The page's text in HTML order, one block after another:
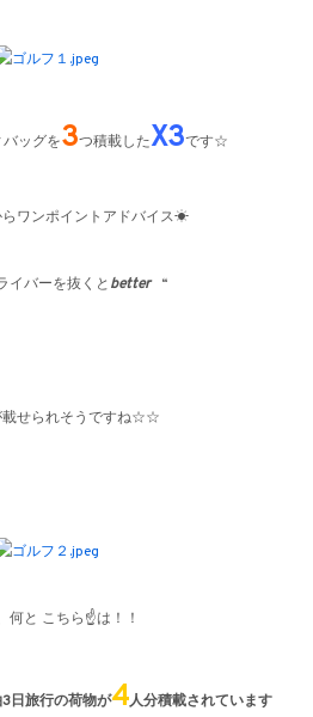
ッグを3つ積載したX3です☆
ワンポイントアドバイス☀
イバーを抜くとbetter“
載せられそうですね☆☆
何と こちら☝は！！
日旅行の荷物が4人分積載されています